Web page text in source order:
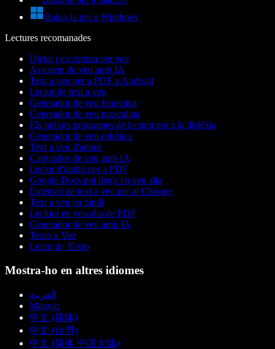
Baixa-la per a Windows
Lectures recomanades
Dictat i escriptura per veu
Assistent de veu amb IA
Text a veu per a PDF a Android
Lector de text a veu
Generador de veu femenina
Generador de veu masculina
Els millors programes de lectura per a la dislèxia
Generador de veu robòtica
Text a veu d'anime
Canviador de veu amb IA
Lector d'àudio per a PDF
Google Docs pot llegir en veu alta
Extensió de text a veu per al Chrome
Text a veu en hindi
Lectura en veu alta de PDF
Generador de veu amb IA
Texto a Voz
Leitor de Texto
Mostra-ho en altres idiomes
العربية
Magyar
中文 (简体)
中文 (台灣)
中文 (简体 中国大陆)